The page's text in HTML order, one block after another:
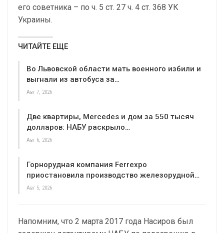
его советника – по ч. 5 ст. 27 ч. 4 ст. 368 УК
Украины.
ЧИТАЙТЕ ЕЩЕ
Во Львовской области мать военного избили и
выгнали из автобуса за…
Авг 7, 2026
Две квартиры, Mercedes и дом за 550 тысяч
долларов: НАБУ раскрыло…
Авг 6, 2026
Горнорудная компания Ferrexpo
приостановила производство железорудной…
Авг 5, 2026
Напомним, что 2 марта 2017 года Насиров был